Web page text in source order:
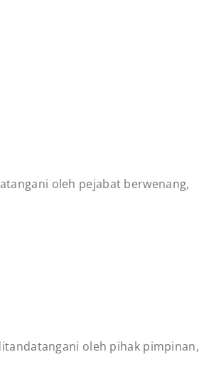
oleh pejabat berwenang,
oleh pihak pimpinan,